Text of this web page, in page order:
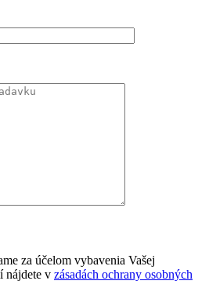
za účelom vybavenia Vašej
nájdete v zásadách ochrany osobných